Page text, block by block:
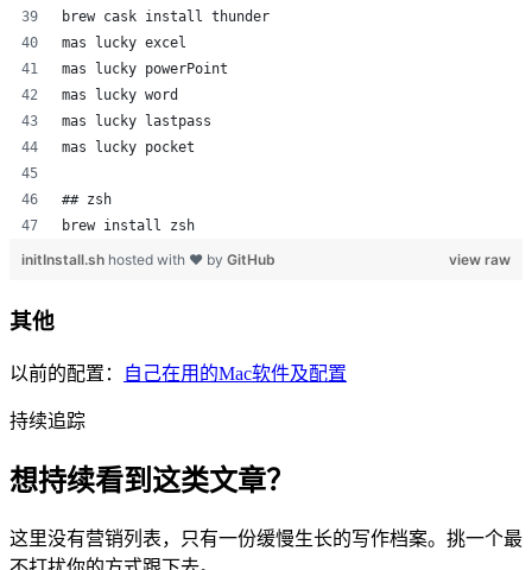
brew cask install thunder
mas lucky excel
mas lucky powerPoint
mas lucky word
mas lucky lastpass
mas lucky pocket
## zsh
brew install zsh
view raw
initInstall.sh hosted with ❤ by GitHub
其他
以前的配置： 自己在用的Mac软件及配置
持续追踪
想持续看到这类文章？
这里没有营销列表，只有一份缓慢生长的写作档案。挑一个最